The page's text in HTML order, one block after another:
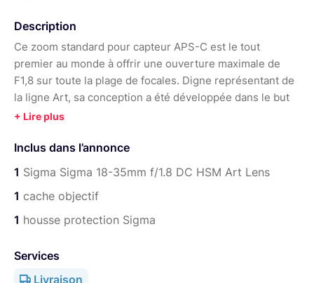
Description
Ce zoom standard pour capteur APS-C est le tout
premier au monde à offrir une ouverture maximale de
F1,8 sur toute la plage de focales. Digne représentant de
la ligne Art, sa conception a été développée dans le but
de proposer le plus haut niveau de performance optique
monde à proposer une telle ouverture de F1.8 et une
qualité d'image digne des meilleures focales fixes de la
ligne Art par SIGMA.
état : très bon
Inclus dans l’annonce
1 Sigma Sigma 18-35mm f/1.8 DC HSM Art Lens
1 cache objectif
1 housse protection Sigma
Services
Livraison